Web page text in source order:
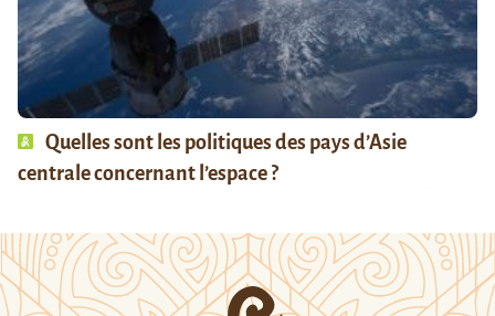
Quelles sont les politiques des pays d’Asie
centrale concernant l’espace ?